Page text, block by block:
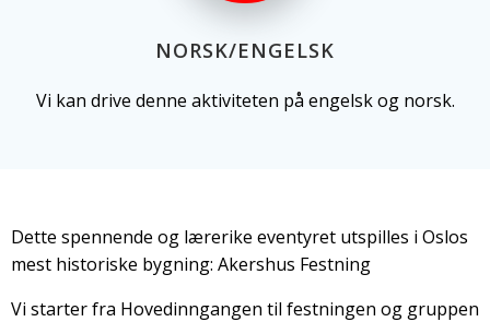
NORSK/ENGELSK
Vi kan drive denne aktiviteten på engelsk og norsk.
Dette spennende og lærerike eventyret utspilles i Oslos
mest historiske bygning: Akershus Festning
Vi starter fra Hovedinngangen til festningen og gruppen